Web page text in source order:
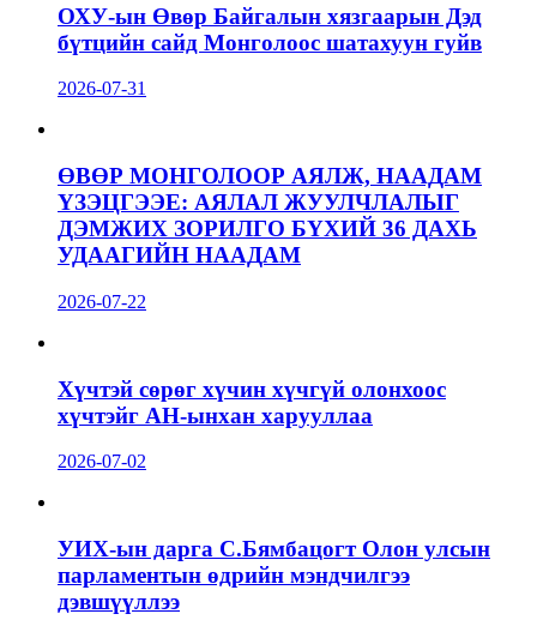
ОХУ-ын Өвөр Байгалын хязгаарын Дэд
бүтцийн сайд Монголоос шатахуун гуйв
2026-07-31
ӨВӨР МОНГОЛООР АЯЛЖ, НААДАМ
ҮЗЭЦГЭЭЕ: АЯЛАЛ ЖУУЛЧЛАЛЫГ
ДЭМЖИХ ЗОРИЛГО БҮХИЙ 36 ДАХЬ
УДААГИЙН НААДАМ
2026-07-22
Хүчтэй сөрөг хүчин хүчгүй олонхоос
хүчтэйг АН-ынхан харууллаа
2026-07-02
УИХ-ын дарга С.Бямбацогт Олон улсын
парламентын өдрийн мэндчилгээ
дэвшүүллээ